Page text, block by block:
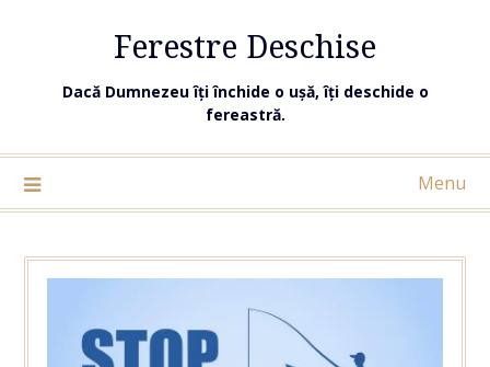
Ferestre Deschise
Dacă Dumnezeu îți închide o ușă, îți deschide o
fereastră.
Menu